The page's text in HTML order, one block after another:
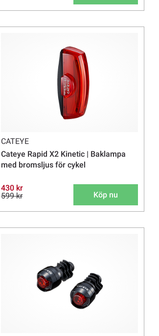
CATEYE
Cateye Rapid X2 Kinetic | Baklampa
med bromsljus för cykel
430 kr
599 kr
Köp nu